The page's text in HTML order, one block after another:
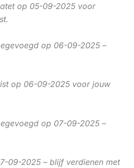
op 05-09-2025 voor
op 06-09-2025 –
op 06-09-2025 voor jouw
op 07-09-2025 –
09-2025 – blijf verdienen met